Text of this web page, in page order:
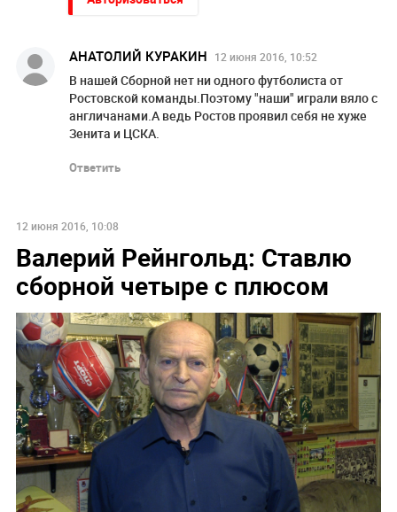
АНАТОЛИЙ КУРАКИН 12 июня 2016, 10:52
В нашей Сборной нет ни одного футболиста от
Ростовской команды.Поэтому "наши" играли вяло с
англичанами.А ведь Ростов проявил себя не хуже
Зенита и ЦСКА.
Ответить
12 июня 2016, 10:08
Валерий Рейнгольд: Ставлю
сборной четыре с плюсом